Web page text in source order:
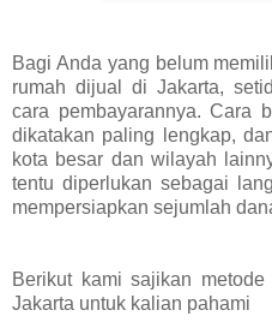
Bagi Anda yang belum
rumah dijual di Jakarta,
cara pembayarannya. Cara
dikatakan paling lengkap,
kota besar dan wilayah
tentu diperlukan sebagai
mempersiapkan sejumlah
Berikut kami sajikan
Jakarta untuk kalian pahami